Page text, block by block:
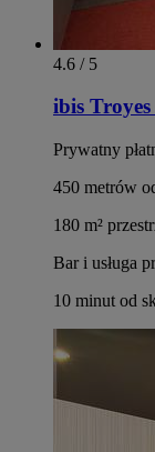
4.6 / 5
ibis
Prywatny
450 metrów
180 m²
Bar i usługa
10 minut od